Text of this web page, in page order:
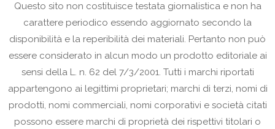
Questo sito non costituisce testata giornalistica e non ha
carattere periodico essendo aggiornato secondo la
disponibilità e la reperibilità dei materiali. Pertanto non può
essere considerato in alcun modo un prodotto editoriale ai
sensi della L. n. 62 del 7/3/2001. Tutti i marchi riportati
appartengono ai legittimi proprietari; marchi di terzi, nomi di
prodotti, nomi commerciali, nomi corporativi e società citati
possono essere marchi di proprietà dei rispettivi titolari o